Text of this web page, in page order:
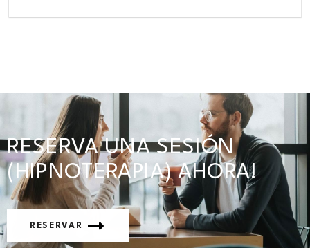
RESERVA UNA SESIÓN
(HIPNOTERAPIA) AHORA!
RESERVAR